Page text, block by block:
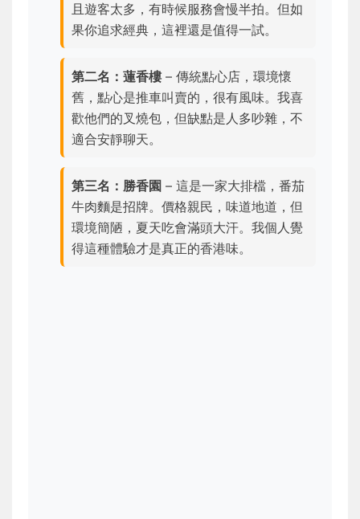
且遊客太多，有時候服務會慢半拍。但如
果你追求經典，這裡還是值得一試。
第二名：蓮香樓 – 傳統點心店，環境懷
舊，點心是推車叫賣的，很有風味。我喜
歡他們的叉燒包，但缺點是人多吵雜，不
適合安靜聊天。
第三名：勝香園 – 這是一家大排檔，番茄
牛肉麵是招牌。價格親民，味道地道，但
環境簡陋，夏天吃會滿頭大汗。我個人覺
得這種體驗才是真正的香港味。